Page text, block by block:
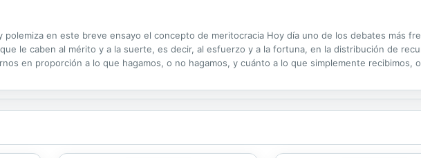
polemiza en este breve ensayo el concepto de meritocracia Hoy día uno de los debates más
le caben al mérito y a la suerte, es decir, al esfuerzo y a la fortuna, en la distribución de
en proporción a lo que hagamos, o no hagamos, y cuánto a lo que simplemente recibimos,